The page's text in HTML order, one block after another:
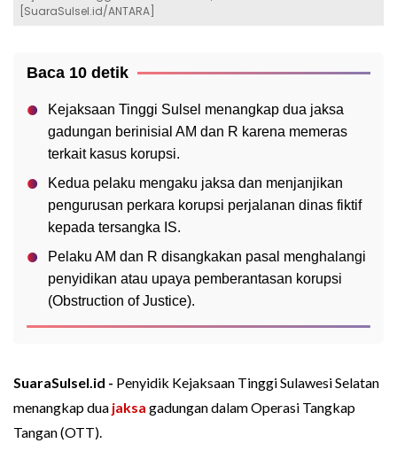
[SuaraSulsel.id/ANTARA]
Baca 10 detik
Kejaksaan Tinggi Sulsel menangkap dua jaksa
gadungan berinisial AM dan R karena memeras
terkait kasus korupsi.
Kedua pelaku mengaku jaksa dan menjanjikan
pengurusan perkara korupsi perjalanan dinas fiktif
kepada tersangka IS.
Pelaku AM dan R disangkakan pasal menghalangi
penyidikan atau upaya pemberantasan korupsi
(Obstruction of Justice).
SuaraSulsel.id - Penyidik Kejaksaan Tinggi Sulawesi Selatan
menangkap dua jaksa gadungan dalam Operasi Tangkap
Tangan (OTT).